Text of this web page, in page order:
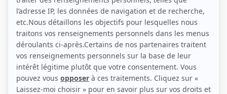
(Source: Karl Jessy Jomphe / Séries Plus)